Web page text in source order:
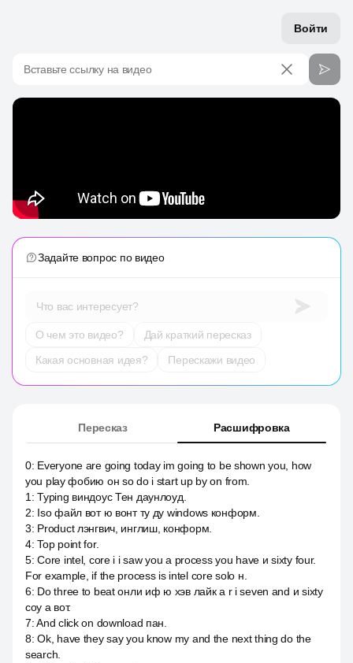
Войти
Вставьте ссылку на видео
Задайте вопрос по видео
Что вас интересует?
О чем это видео?
Дай краткий пересказ
Какая основная идея?
Перескажи видео
Пересказ Расшифровка
0: Everyone are going today im going to be shown you, how
you play фобию он so do i start up by on from.
1 :Typing виндоус Тен даунлоуд.
2: Iso файл вот ю вонт ту ду windows конформ.
3: Product лэнгвич, инглиш, конформ.
4:Top point for.
5:Core intel, core i i saw you a process you have и sixty four.
For example, if the process is intel core solo н.
6: Do three to beat онли иф ю хэв лайк a r i seven and и sixty
соу а вот.
7:And click on download пан.
8:Ok, have they say you know my and the next thing do the
search.